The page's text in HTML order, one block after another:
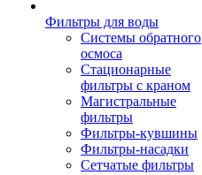
Фильтры для воды
Системы обратного
осмоса
Стационарные
фильтры с краном
Магистральные
фильтры
Фильтры-кувшины
Фильтры-насадки
Сетчатые фильтры